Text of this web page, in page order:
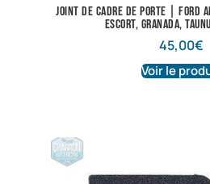
Joint de cadre de porte | Ford
Escort, Granada,
45,00€
Voir le